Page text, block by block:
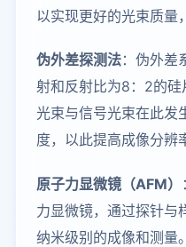
以实现更好的光束质量
伪外差探测法：伪外差
射和反射比为8：2的
光束与信号光束在此发
度，以此提高成像分辨
原子力显微镜（AFM）
力显微镜，通过探针与
纳米级别的成像和测量